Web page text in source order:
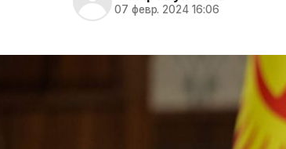
07 февр. 2024 16:06